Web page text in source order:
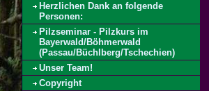
Herzlichen Dank an folgende
Personen:
Pilzseminar - Pilzkurs im
Bayerwald/Böhmerwald
(Passau/Büchlberg/Tschechien)
Unser Team!
Copyright